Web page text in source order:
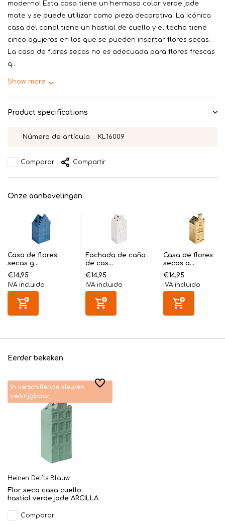
moderno! Esta casa tiene un hermoso color verde jade
mate y se puede utilizar como pieza decorativa. La icónica
casa del canal tiene un hastial de cuello y el techo tiene
cinco agujeros en los que se pueden insertar flores secas.
La casa de flores secas no es adecuada para flores frescas
q...
Show more
Product specifications
Número de artículo: KL16009
Comparar Compartir
Onze aanbevelingen
Casa de flores
secas g...
€14,95
IVA incluido
Fachada de caño
de cas...
€14,95
IVA incluido
Casa de flores
secas a...
€14,95
IVA incluido
Eerder bekeken
In verschillende kleuren
verkrijgbaar
Heinen Delfts Blauw
Flor seca casa cuello
hastial verde jade ARCILLA
Comparar